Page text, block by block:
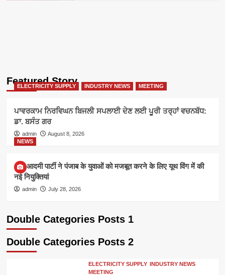
Featured Story
ELECTRICITY SUPPLY INDUSTRY NEWS MEETING
ਪਾਵਰਕਾਮ ਨਿਰਵਿਘਨ ਬਿਜਲੀ ਸਪਲਾਈ ਦੇਣ ਲਈ ਪੂਰੀ ਤਰ੍ਹਾਂ ਵਚਨਬੱਧ:
ਡਾ. ਬਸੰਤ ਗਰ
admin
August 8, 2026
NEWS
आम आदमी पार्टी ने पंजाब के युवाओं को मजबूत करने के लिए यूथ विंग में की
नई नियुक्तियां
admin July 28, 2026
Double Categories Posts 1
Double Categories Posts 2
ELECTRICITY SUPPLY INDUSTRY NEWS
MEETING